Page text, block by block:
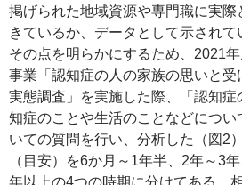
掲げられた地域資源や専門職に実
きているか、データとして示されて
その点を明らかにするため、2021
事業「認知症の人の家族の思いと受
実態調査」を実施した際、「認知
知症のことや生活のことなどについ
いての質問を行い、分析した（図2）
（目安）を6か月～1年半、2年～3